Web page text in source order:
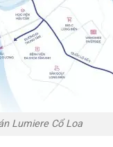
Lumiere Cổ Loa